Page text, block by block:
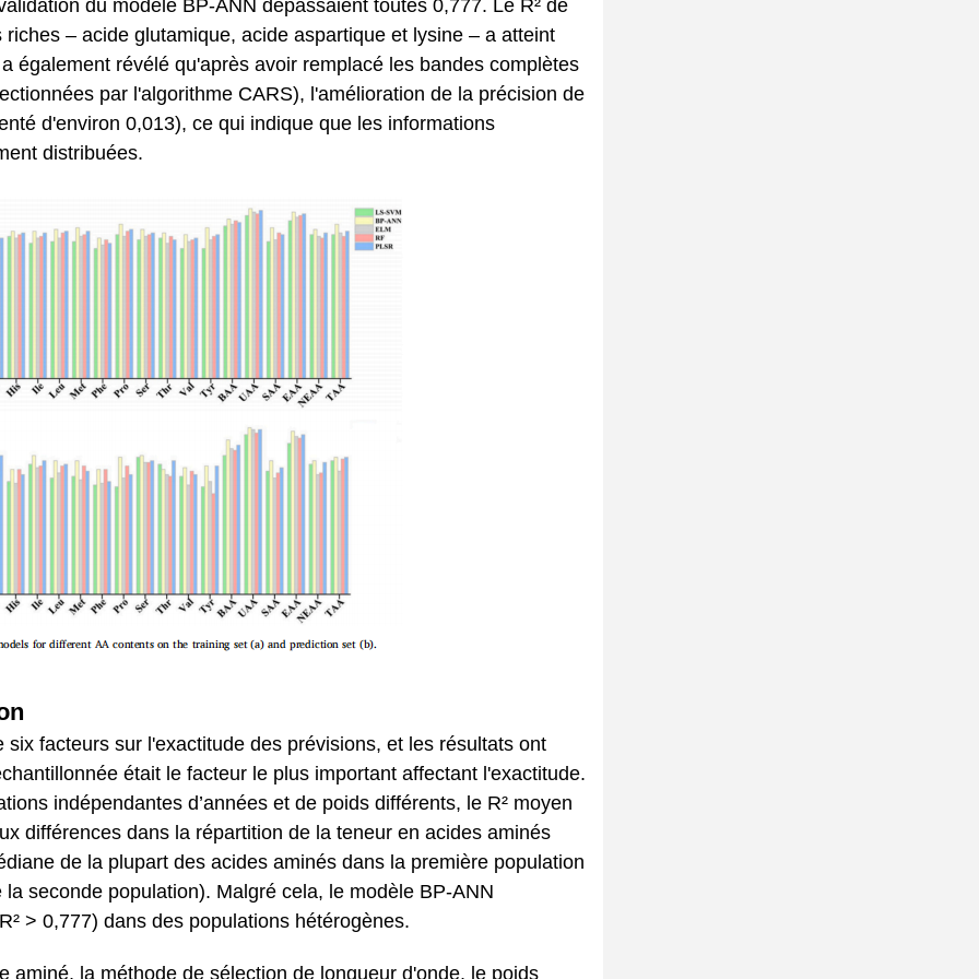
du modèle BP-ANN dépassaient toutes 0,777. Le R² de
– acide glutamique, acide aspartique et lysine – a atteint
également révélé qu'après avoir remplacé les bandes complètes
par l'algorithme CARS), l'amélioration de la précision de
d'environ 0,013), ce qui indique que les informations
distribuées.
facteurs sur l'exactitude des prévisions, et les résultats ont
était le facteur le plus important affectant l'exactitude.
indépendantes d’années et de poids différents, le R² moyen
différences dans la répartition de la teneur en acides aminés
de la plupart des acides aminés dans la première population
seconde population). Malgré cela, le modèle BP-ANN
> 0,777) dans des populations hétérogènes.
aminé, la méthode de sélection de longueur d'onde, le poids